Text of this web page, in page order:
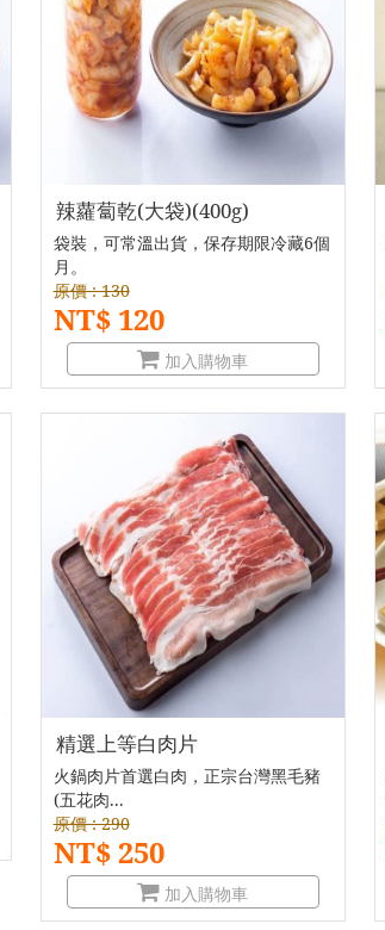
辣蘿蔔乾(大袋)(400g)
袋裝，可常溫出貨，保存期限冷藏6個
月。
原價 : 130
NT$ 120
加入購物車
精選上等白肉片
火鍋肉片首選白肉，正宗台灣黑毛豬
(五花肉...
原價 : 290
NT$ 250
加入購物車